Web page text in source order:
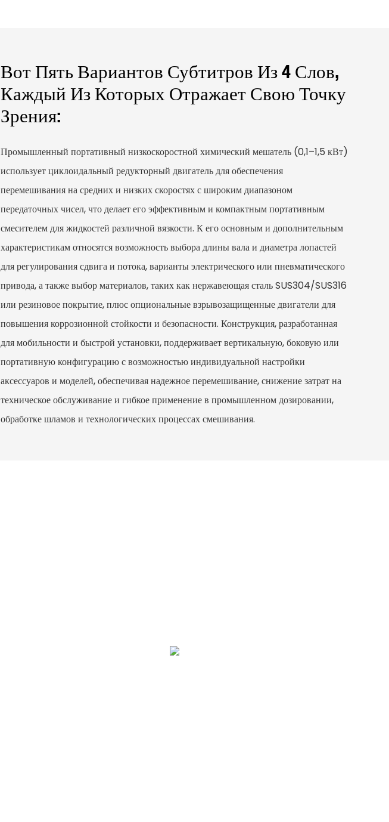
Вот Пять Вариантов Субтитров Из 4 Слов,
Каждый Из Которых Отражает Свою Точку
Зрения:
Промышленный портативный низкоскоростной химический мешатель (0,1–1,5 кВт)
использует циклоидальный редукторный двигатель для обеспечения
перемешивания на средних и низких скоростях с широким диапазоном
передаточных чисел, что делает его эффективным и компактным портативным
смесителем для жидкостей различной вязкости. К его основным и дополнительным
характеристикам относятся возможность выбора длины вала и диаметра лопастей
для регулирования сдвига и потока, варианты электрического или пневматического
привода, а также выбор материалов, таких как нержавеющая сталь SUS304/SUS316
или резиновое покрытие, плюс опциональные взрывозащищенные двигатели для
повышения коррозионной стойкости и безопасности. Конструкция, разработанная
для мобильности и быстрой установки, поддерживает вертикальную, боковую или
портативную конфигурацию с возможностью индивидуальной настройки
аксессуаров и моделей, обеспечивая надежное перемешивание, снижение затрат на
техническое обслуживание и гибкое применение в промышленном дозировании,
обработке шламов и технологических процессах смешивания.